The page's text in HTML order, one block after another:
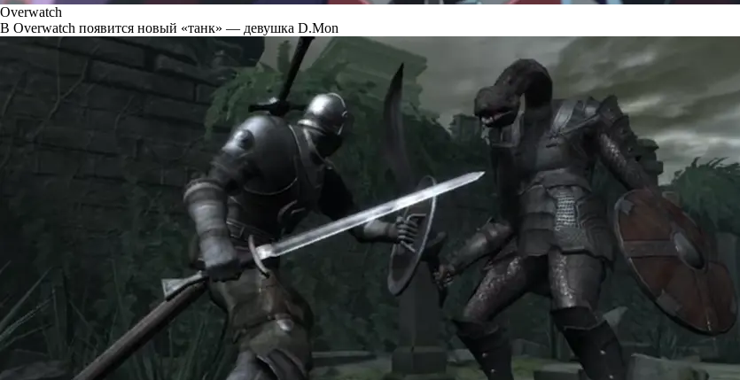
Overwatch
В Overwatch появится новый «танк» — девушка D.Mon